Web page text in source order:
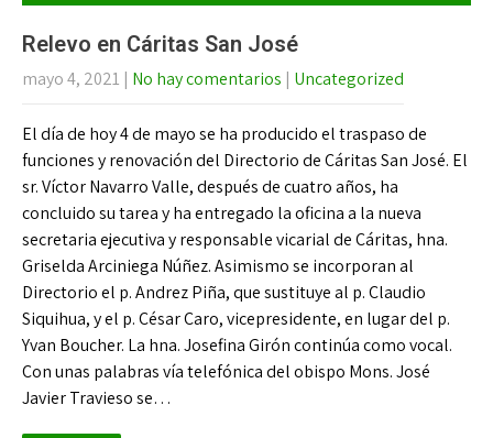
Relevo en Cáritas San José
mayo 4, 2021 | No hay comentarios | Uncategorized
El día de hoy 4 de mayo se ha producido el traspaso de
funciones y renovación del Directorio de Cáritas San José. El
sr. Víctor Navarro Valle, después de cuatro años, ha
concluido su tarea y ha entregado la oficina a la nueva
secretaria ejecutiva y responsable vicarial de Cáritas, hna.
Griselda Arciniega Núñez. Asimismo se incorporan al
Directorio el p. Andrez Piña, que sustituye al p. Claudio
Siquihua, y el p. César Caro, vicepresidente, en lugar del p.
Yvan Boucher. La hna. Josefina Girón continúa como vocal.
Con unas palabras vía telefónica del obispo Mons. José
Javier Travieso se…